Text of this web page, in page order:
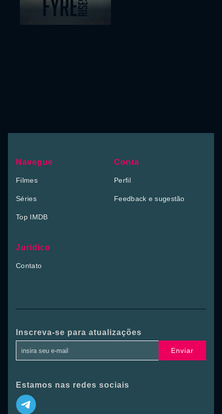
Navegue
Filmes
Séries
Top IMDB
Conta
Perfil
Feedback e sugestão
Jurídico
Contato
Inscreva-se para atualizações
Enviar
Estamos nas redes sociais